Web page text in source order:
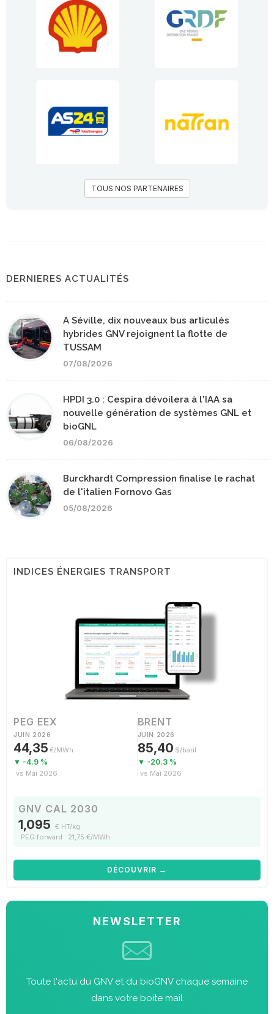
TOUS NOS PARTENAIRES
DERNIERES ACTUALITÉS
A Séville, dix nouveaux bus articulés
hybrides GNV rejoignent la flotte de
TUSSAM
07/08/2026
HPDI 3.0 : Cespira dévoilera à l'IAA sa
nouvelle génération de systèmes GNL et
bioGNL
06/08/2026
Burckhardt Compression finalise le rachat
de l'italien Fornovo Gas
05/08/2026
INDICES ÉNERGIES TRANSPORT
PEG EEX
JUIN 2026
44,35 €/MWh
▼ -4.9 %
vs Mai 2026
BRENT
JUIN 2026
85,40 $/baril
▼ -20.3 %
vs Mai 2026
GNV CAL 2030
1,095 € HT/kg
PEG forward : 21,75 €/MWh
DÉCOUVRIR →
NEWSLETTER
Toute l'actu du GNV et du bioGNV chaque semaine
dans votre boite mail